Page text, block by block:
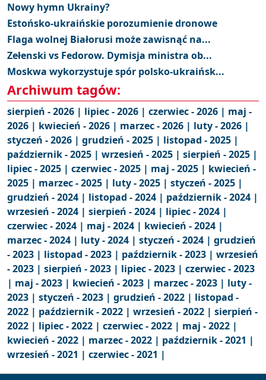
Nowy hymn Ukrainy?
Estońsko-ukraińskie porozumienie dronowe
Flaga wolnej Białorusi może zawisnąć na...
Zełenski vs Fedorow. Dymisja ministra ob...
Moskwa wykorzystuje spór polsko-ukraińsk...
Archiwum tagów:
sierpień - 2026 | lipiec - 2026 | czerwiec - 2026 | maj -
2026 | kwiecień - 2026 | marzec - 2026 | luty - 2026 |
styczeń - 2026 | grudzień - 2025 | listopad - 2025 |
październik - 2025 | wrzesień - 2025 | sierpień - 2025 |
lipiec - 2025 | czerwiec - 2025 | maj - 2025 | kwiecień -
2025 | marzec - 2025 | luty - 2025 | styczeń - 2025 |
grudzień - 2024 | listopad - 2024 | październik - 2024 |
wrzesień - 2024 | sierpień - 2024 | lipiec - 2024 |
czerwiec - 2024 | maj - 2024 | kwiecień - 2024 |
marzec - 2024 | luty - 2024 | styczeń - 2024 | grudzień
- 2023 | listopad - 2023 | październik - 2023 | wrzesień
- 2023 | sierpień - 2023 | lipiec - 2023 | czerwiec - 2023
| maj - 2023 | kwiecień - 2023 | marzec - 2023 | luty -
2023 | styczeń - 2023 | grudzień - 2022 | listopad -
2022 | październik - 2022 | wrzesień - 2022 | sierpień -
2022 | lipiec - 2022 | czerwiec - 2022 | maj - 2022 |
kwiecień - 2022 | marzec - 2022 | październik - 2021 |
wrzesień - 2021 | czerwiec - 2021 |